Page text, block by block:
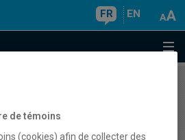
FR EN
de témoins
(cookies) afin de collecter des